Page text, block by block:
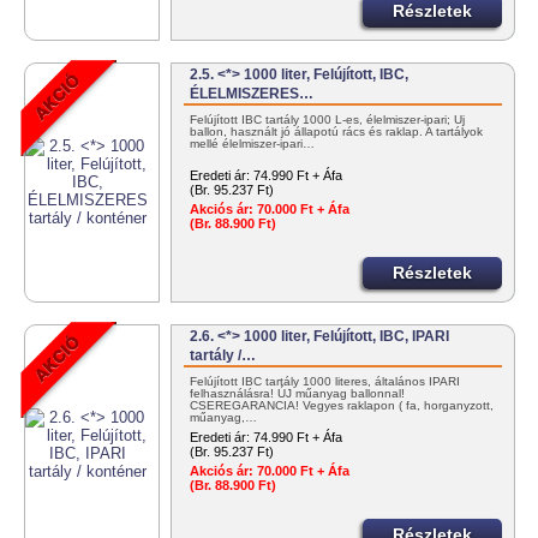
Részletek
2.5. <*> 1000 liter, Felújított, IBC,
ÉLELMISZERES…
Felújított IBC tartály 1000 L-es, élelmiszer-ipari; Új
ballon, használt jó állapotú rács és raklap. A tartályok
mellé élelmiszer-ipari…
Eredeti ár: 74.990 Ft + Áfa
(Br. 95.237 Ft)
Akciós ár: 70.000 Ft + Áfa
(Br. 88.900 Ft)
Részletek
2.6. <*> 1000 liter, Felújított, IBC, IPARI
tartály /…
Felújított IBC tartály 1000 literes, általános IPARI
felhasználásra! ÚJ műanyag ballonnal!
CSEREGARANCIA! Vegyes raklapon ( fa, horganyzott,
műanyag,…
Eredeti ár: 74.990 Ft + Áfa
(Br. 95.237 Ft)
Akciós ár: 70.000 Ft + Áfa
(Br. 88.900 Ft)